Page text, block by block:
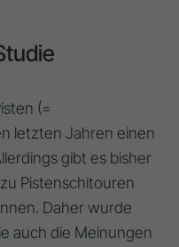
(=
letzten Jahren einen
gibt es bisher
Pistenschitouren
Daher wurde
auch die Meinungen